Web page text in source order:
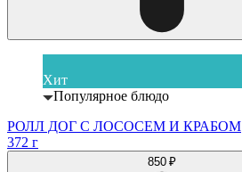
Хит
Популярное блюдо
РОЛЛ ДОГ С ЛОСОСЕМ И КРАБОМ
372 г
850 ₽